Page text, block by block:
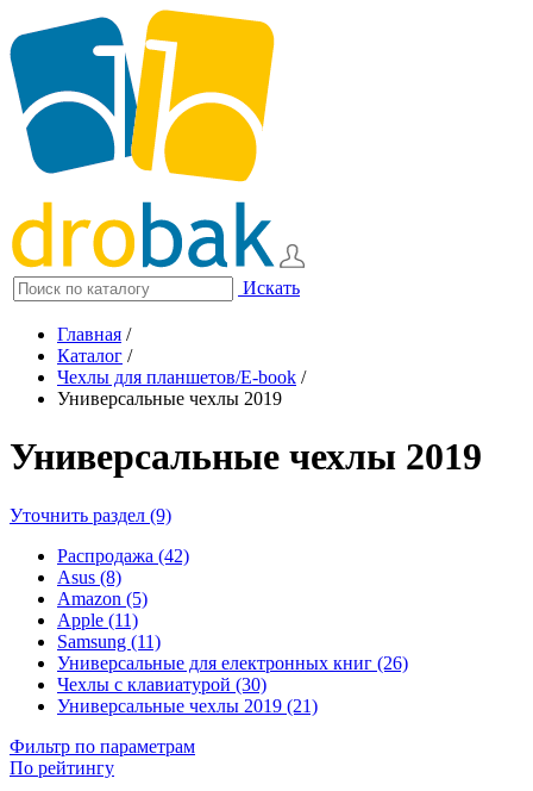
Искать
Главная /
Каталог /
Чехлы для планшетов/E-book /
Универсальные чехлы 2019
Универсальные чехлы 2019
Уточнить раздел (9)
Распродажа (42)
Asus (8)
Amazon (5)
Apple (11)
Samsung (11)
Универсальные для електронных книг (26)
Чехлы с клавиатурой (30)
Универсальные чехлы 2019 (21)
Фильтр по параметрам
По рейтингу